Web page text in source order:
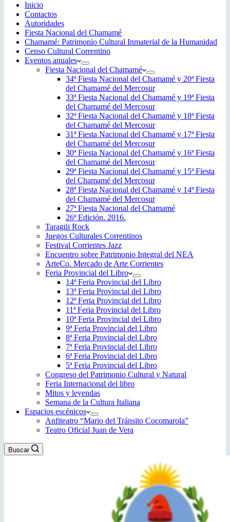
Inicio
Contactos
Autoridades
Fiesta Nacional del Chamamé
Chamamé: Patrimonio Cultural Inmaterial de la Humanidad
Censo Cultural Correntino
Eventos anuales
Fiesta Nacional del Chamamé
34ª Fiesta Nacional del Chamamé y 20ª Fiesta
del Chamamé del Mercosur
33ª Fiesta Nacional del Chamamé y 19ª Fiesta
del Chamamé del Mercosur
32ª Fiesta Nacional del Chamamé y 18ª Fiesta
del Chamamé del Mercosur
31ª Fiesta Nacional del Chamamé y 17ª Fiesta
del Chamamé del Mercosur
30ª Fiesta Nacional del Chamamé y 16ª Fiesta
del Chamamé del Mercosur
29ª Fiesta Nacional del Chamamé y 15ª Fiesta
del Chamamé del Mercosur
28ª Fiesta Nacional del Chamamé y 14ª Fiesta
del Chamamé del Mercosur
27ª Fiesta Nacional del Chamamé
26ª Edición. 2016.
Taragüi Rock
Juegos Culturales Correntinos
Festival Corrientes Jazz
Encuentro sobre Patrimonio Integral del NEA
ArteCo. Mercado de Arte Corrientes
Feria Provincial del Libro
14ª Feria Provincial del Libro
13ª Feria Provincial del Libro
12ª Feria Provincial del Libro
11ª Feria Provincial del Libro
10ª Feria Provincial del Libro
9ª Feria Provincial del Libro
8ª Feria Provincial del Libro
7ª Feria Provincial del Libro
6ª Feria Provincial del Libro
5ª Feria Provincial del Libro
Congreso del Patrimonio Cultural y Natural
Feria Internacional del libro
Mitos y leyendas
Semana de la Cultura Italiana
Espacios escénicos
Anfiteatro “Mario del Tránsito Cocomarola”
Teatro Oficial Juan de Vera
Buscar